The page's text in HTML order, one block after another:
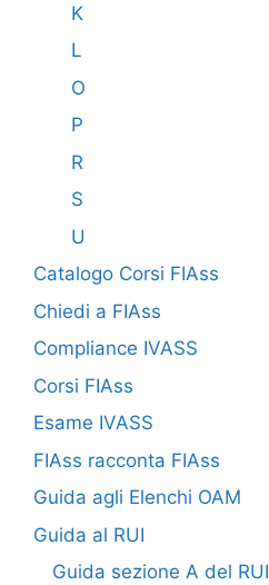
K
L
O
P
R
S
U
Catalogo Corsi FIAss
Chiedi a FIAss
Compliance IVASS
Corsi FIAss
Esame IVASS
FIAss racconta FIAss
Guida agli Elenchi OAM
Guida al RUI
Guida sezione A del RUI